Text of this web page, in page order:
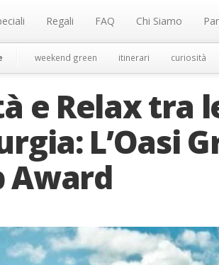
Regali FAQ Chi Siamo
weekend green itinerari curiosità
e Relax tra
L’Oasi
Award